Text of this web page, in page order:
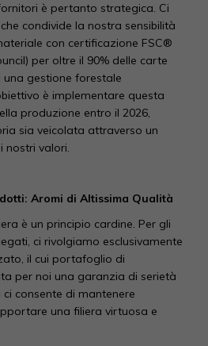
è pertanto strategica. Ci
condivide la nostra sensibilità
con certificazione FSC®
per oltre il 90% delle carte
gestione forestale
è implementare questa
produzione entro il 2026,
sia veicolata attraverso un
nostri valori.
Aromi di Altissima Qualità
è un principio cardine. Per gli
ci rivolgiamo esclusivamente
il cui portafoglio di
per noi una garanzia di serietà
consente di mantenere
una filiera virtuosa e